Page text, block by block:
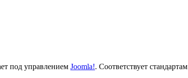
под управлением Joomla!. Cоответствует стандартам